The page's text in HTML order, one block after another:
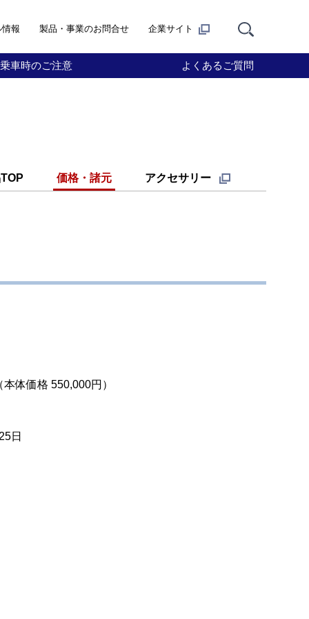
情報 製品・事業のお問合せ 企業サイト
乗車時のご注意 よくあるご質問
価格・諸元 アクセサリー
本体価格 550,000円）
日